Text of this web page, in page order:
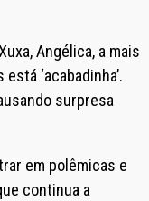
Angélica, a mais
‘acabadinha’.
surpresa
em polêmicas e
continua a